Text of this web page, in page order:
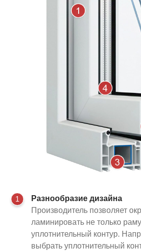
1
Разнообразие дизайна
Производитель позволяет
ламинировать не только
уплотнительный контур.
выбрать уплотнительный